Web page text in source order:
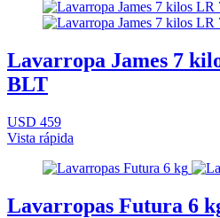
Lavarropa James 7
BLT
USD 459
Vista rápida
Lavarropas Futura 6